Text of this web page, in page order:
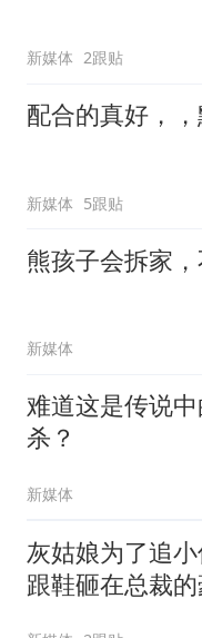
新媒体 2跟贴
配合的真好，
新媒体 5跟贴
熊孩子会拆家
新媒体
难道这是传说
杀？
新媒体
灰姑娘为了追
跟鞋砸在总裁的